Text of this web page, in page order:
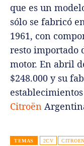
que es un
sólo se fabricó
1961, con
resto importado
motor. En abril
$248.000 y su
Citroën
TEMAS 2CV